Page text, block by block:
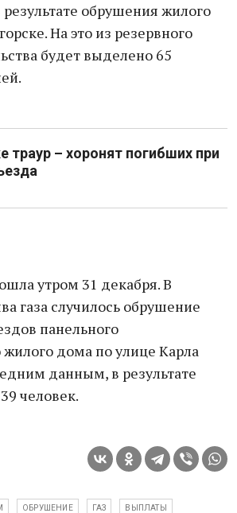
обрушения жилого
На это из резервного
будет выделено 65
траур – хоронят погибших при
утром 31 декабря. В
газа случилось обрушение
панельного
жилого дома по улице Карла
данным, в результате
человек.
ОБРУШЕНИЕ ГАЗ ВЫПЛАТЫ